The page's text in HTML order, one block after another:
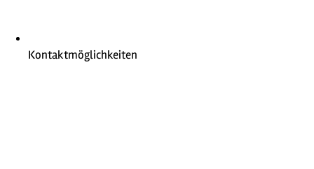
Kontaktmöglichkeiten